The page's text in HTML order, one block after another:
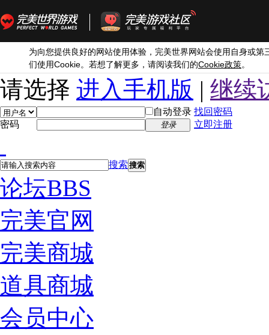
为向您提供良好的网站使用体验，完美世界网站会使用自身或第
们使用Cookie。若想了解更多，请阅读我们的Cookie政策。
请选择 进入手机版 | 继续
自动登录 找回密码
密码
登录 立即注册
搜索 搜索
论坛BBS
完美官网
完美商城
道具商城
会员中心